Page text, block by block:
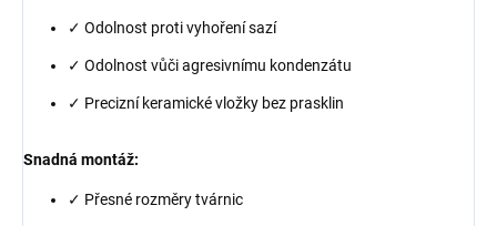
✓ Odolnost proti vyhoření sazí
✓ Odolnost vůči agresivnímu kondenzátu
✓ Precizní keramické vložky bez prasklin
Snadná montáž:
✓ Přesné rozměry tvárnic